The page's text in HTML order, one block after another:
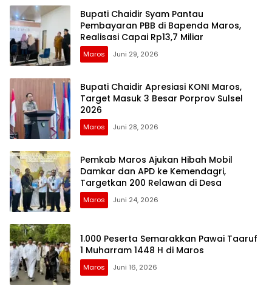
Bupati Chaidir Syam Pantau
Pembayaran PBB di Bapenda Maros,
Realisasi Capai Rp13,7 Miliar
Maros Juni 29, 2026
Bupati Chaidir Apresiasi KONI Maros,
Target Masuk 3 Besar Porprov Sulsel
2026
Maros Juni 28, 2026
Pemkab Maros Ajukan Hibah Mobil
Damkar dan APD ke Kemendagri,
Targetkan 200 Relawan di Desa
Maros Juni 24, 2026
1.000 Peserta Semarakkan Pawai Taaruf
1 Muharram 1448 H di Maros
Maros Juni 16, 2026